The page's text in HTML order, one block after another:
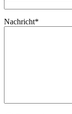
Nachricht*